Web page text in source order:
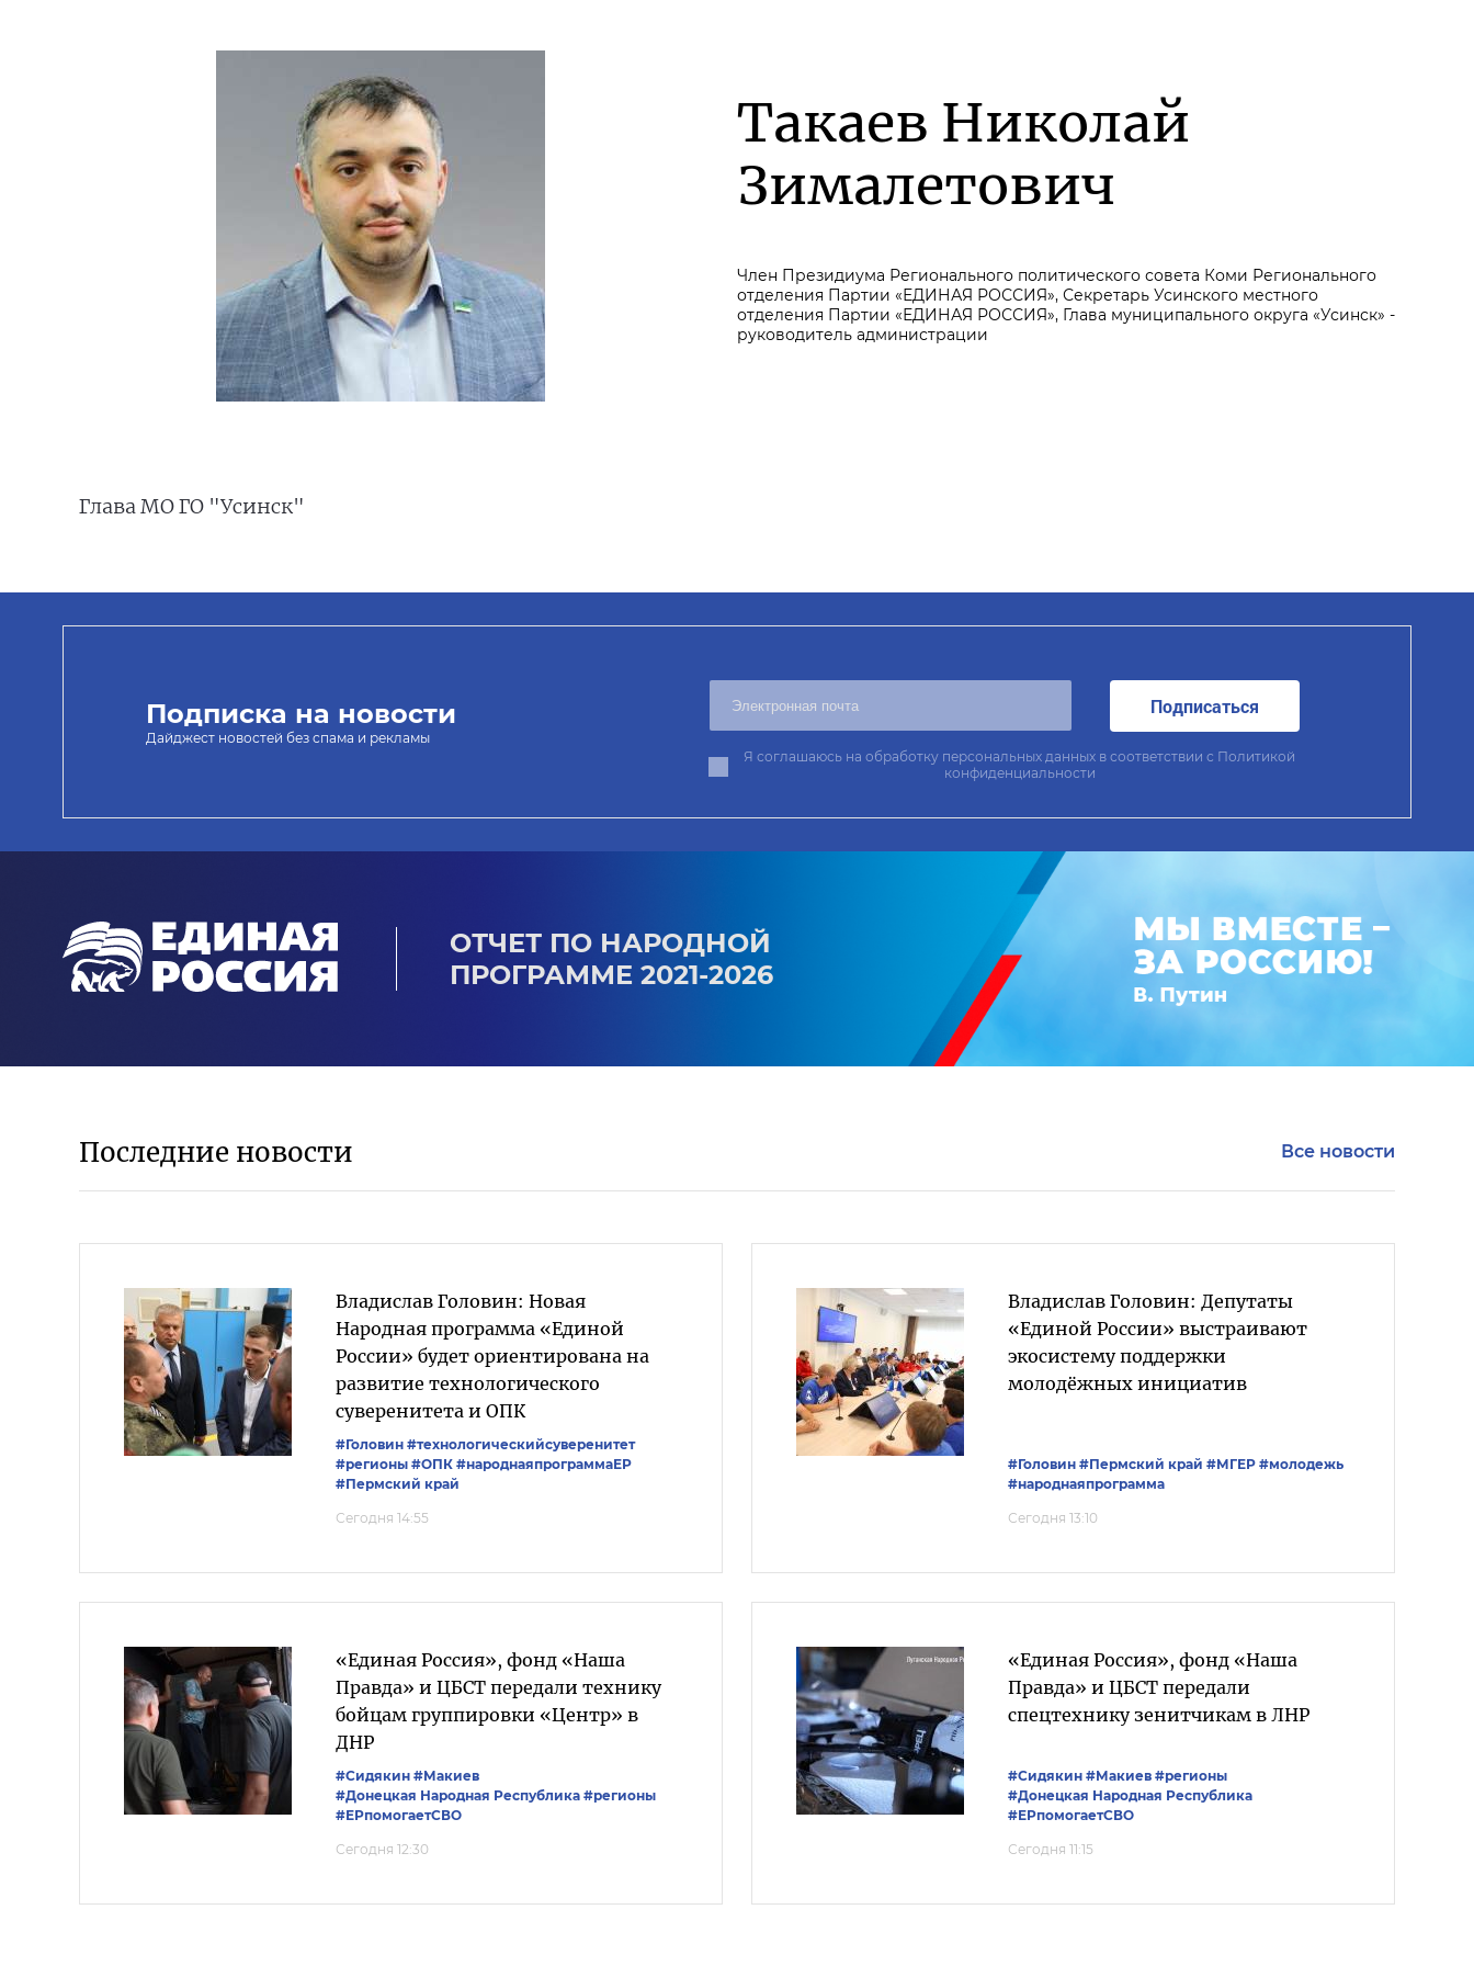
Такаев Николай
Зималетович
Член Президиума Регионального политического совета Коми Регионального
отделения Партии «ЕДИНАЯ РОССИЯ», Секретарь Усинского местного
отделения Партии «ЕДИНАЯ РОССИЯ», Глава муниципального округа «Усинск» -
руководитель администрации
Глава МО ГО "Усинск"
Подписка на новости
Дайджест новостей без спама и рекламы
Подписаться
Я соглашаюсь на обработку персональных данных в соответствии с Политикой
конфиденциальности
ОТЧЕТ ПО НАРОДНОЙ
ПРОГРАММЕ 2021-2026
Последние новости Все новости
Владислав Головин: Новая
Народная программа «Единой
России» будет ориентирована на
развитие технологического
суверенитета и ОПК
#Головин #технологическийсуверенитет
#регионы #ОПК #народнаяпрограммаЕР
#Пермский край
Сегодня 14:55
Владислав Головин: Депутаты
«Единой России» выстраивают
экосистему поддержки
молодёжных инициатив
#Головин #Пермский край #‎МГЕР‬ #молодежь
#народнаяпрограмма
Сегодня 13:10
«Единая Россия», фонд «Наша
Правда» и ЦБСТ передали технику
бойцам группировки «Центр» в
ДНР
#Сидякин #Макиев
#Донецкая Народная Республика #регионы
#ЕРпомогаетСВО
Сегодня 12:30
«Единая Россия», фонд «Наша
Правда» и ЦБСТ передали
спецтехнику зенитчикам в ЛНР
#Сидякин #Макиев #регионы
#Донецкая Народная Республика
#ЕРпомогаетСВО
Сегодня 11:15